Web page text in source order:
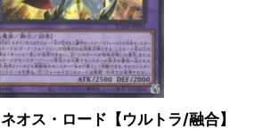
オス・ロード【ウルトラ/融合】